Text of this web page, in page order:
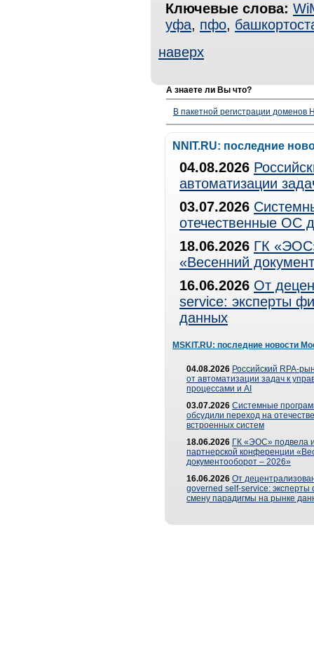
Ключевые слова:
уфа, пфо,
наверх
А знаете ли Вы что?
В пакетной регистрации доменов
NNIT.RU: последние
04.08.2026
автоматизации
03.07.2026
отечественные ОС
18.06.2026 ГК
«Весенний
16.06.2026 От
service: эксперты
данных
MSKIT.RU: последние новости
04.08.2026 Российский RPA-
от автоматизации задач к
процессами и AI
03.07.2026 Системные
обсудили переход на
встроенных систем
18.06.2026 ГК «ЭОС» подвела
партнерской конференции
документооборот – 2026»
16.06.2026 От
governed self-service: эксперты
смену парадигмы на рынке